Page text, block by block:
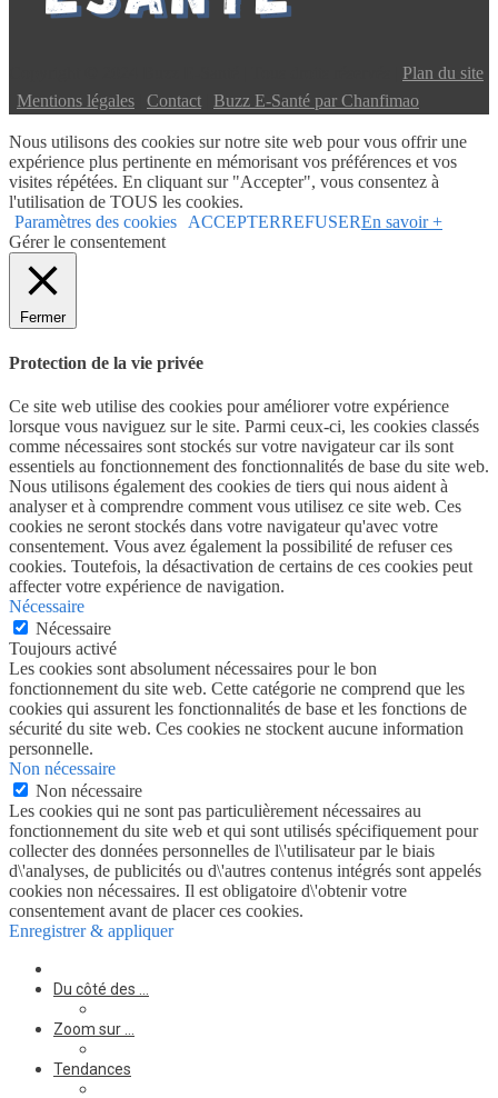
Plan du site
Mentions légales Contact Buzz E-Santé par Chanfimao
Nous utilisons des cookies sur notre site web pour vous offrir une
expérience plus pertinente en mémorisant vos préférences et vos
visites répétées. En cliquant sur "Accepter", vous consentez à
l'utilisation de TOUS les cookies.
Paramètres des cookies ACCEPTERREFUSEREn savoir +
Gérer le consentement
Fermer
Protection de la vie privée
Ce site web utilise des cookies pour améliorer votre expérience
lorsque vous naviguez sur le site. Parmi ceux-ci, les cookies classés
comme nécessaires sont stockés sur votre navigateur car ils sont
essentiels au fonctionnement des fonctionnalités de base du site web.
Nous utilisons également des cookies de tiers qui nous aident à
analyser et à comprendre comment vous utilisez ce site web. Ces
cookies ne seront stockés dans votre navigateur qu'avec votre
consentement. Vous avez également la possibilité de refuser ces
cookies. Toutefois, la désactivation de certains de ces cookies peut
affecter votre expérience de navigation.
Nécessaire
Nécessaire
Toujours activé
Les cookies sont absolument nécessaires pour le bon
fonctionnement du site web. Cette catégorie ne comprend que les
cookies qui assurent les fonctionnalités de base et les fonctions de
sécurité du site web. Ces cookies ne stockent aucune information
personnelle.
Non nécessaire
Non nécessaire
Les cookies qui ne sont pas particulièrement nécessaires au
fonctionnement du site web et qui sont utilisés spécifiquement pour
collecter des données personnelles de l\'utilisateur par le biais
d\'analyses, de publicités ou d\'autres contenus intégrés sont appelés
cookies non nécessaires. Il est obligatoire d\'obtenir votre
consentement avant de placer ces cookies.
Enregistrer & appliquer
Du côté des …
Zoom sur …
Tendances